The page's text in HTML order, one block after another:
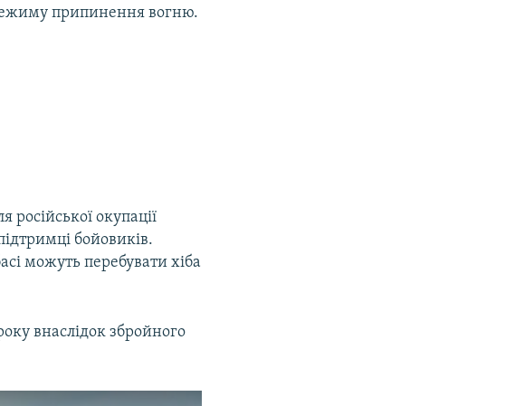
припинення вогню.
російської окупації
бойовиків.
можуть перебувати хіба
внаслідок збройного